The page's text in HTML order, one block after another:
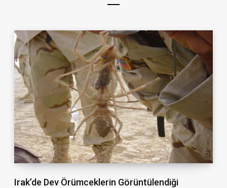
Irak’de Dev Örümceklerin Görüntülendiği